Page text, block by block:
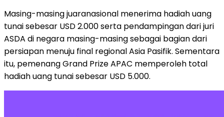
Masing-masing juaranasional menerima hadiah uang
tunai sebesar USD 2.000 serta pendampingan dari juri
ASDA di negara masing-masing sebagai bagian dari
persiapan menuju final regional Asia Pasifik. Sementara
itu, pemenang Grand Prize APAC memperoleh total
hadiah uang tunai sebesar USD 5.000.